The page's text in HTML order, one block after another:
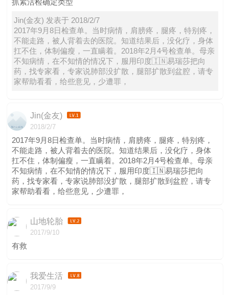
抓紧活检确定类型
Jin(金友) 发表于 2018/2/7
2017年9月8日检查单。当时病情，肩膀疼，腿疼，特别疼，
不能走路，被人背着去的医院。知道结果后，没化疗，身体
扛不住，体制偏瘦，一直瞒着。2018年2月4号检查单。母亲
不知病情，在不知情的情况下，服用印度🇮🇳易瑞莎把向
药，找专家看，专家说肺部没扩散，腿部扩散到盆腔，请专
家帮助看看，给些意见，少遭罪，
Jin(金友)
2018/2/7
2017年9月8日检查单。当时病情，肩膀疼，腿疼，特别疼，
不能走路，被人背着去的医院。知道结果后，没化疗，身体
扛不住，体制偏瘦，一直瞒着。2018年2月4号检查单。母亲
不知病情，在不知情的情况下，服用印度🇮🇳易瑞莎把向
药，找专家看，专家说肺部没扩散，腿部扩散到盆腔，请专
家帮助看看，给些意见，少遭罪，
山地轮胎
2017/9/10
有救
我爱生活
2017/9/9